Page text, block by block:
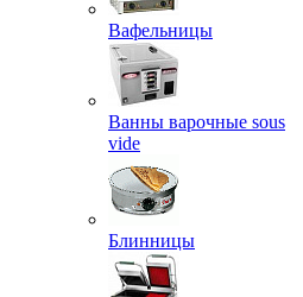
Вафельницы
Ванны варочные sous
vide
Блинницы